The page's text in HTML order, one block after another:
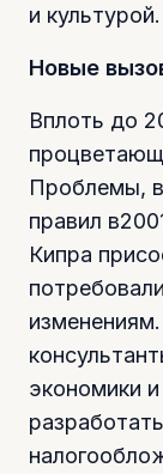
и культурой.
Новые
Вплоть до
Проблемы,
правил
Кипра
экономики